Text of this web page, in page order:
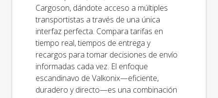
Cargoson, dándote acceso a múltiples
transportistas a través de una única
interfaz perfecta. Compara tarifas en
tiempo real, tiempos de entrega y
recargos para tomar decisiones de envío
informadas cada vez. El enfoque
escandinavo de Valkonix—eficiente,
duradero y directo—es una combinación